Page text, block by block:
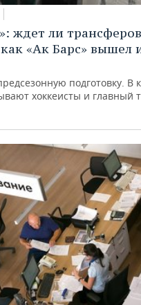
ждет ли трансферов
«Ак Барс» вышел
подготовку. В
хоккеисты и главный